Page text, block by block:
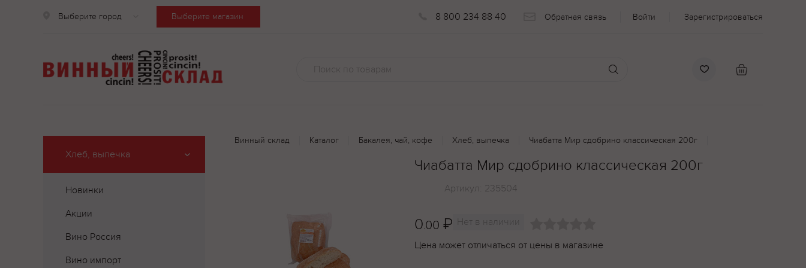
Выберите город Выберите магазин 8 800 234 88 40 Обратная связь Войти Зарегистрироваться
Хлеб, выпечка
Новинки
Акции
Вино Россия
Вино импорт
Винный склад Каталог Бакалея, чай, кофе Хлеб, выпечка Чиабатта Мир сдобрино классическая 200г
Чиабатта Мир сдобрино классическая 200г
Артикул: 235504
0.00 ₽ Нет в наличии
Цена может отличаться от цены в магазине